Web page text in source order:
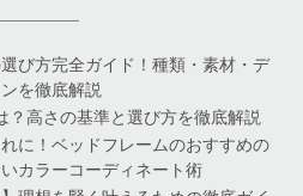
び方完全ガイド！種類・素材・デ
を徹底解説
？高さの基準と選び方を徹底解説
に！ベッドフレームのおすすめの
カラーコーディネート術